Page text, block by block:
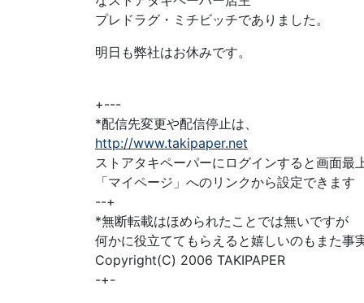
プレドラグ・ミチビッチでありました。
明日も弊社はお休みです。
+---
*配信先変更や配信停止は、
http://www.takipaper.net
ストアタキペーパーにログインすると画面最
「マイページ」へのリンクから設定できます
--+
*無断転載はほめられたことでは無いですが
何かに役立ててもらえると嬉しいのもまた事
Copyright(C) 2006 TAKIPAPER
-+-